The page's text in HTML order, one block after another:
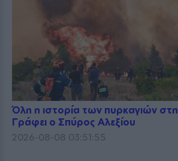
Όλη η ιστορία των πυρκαγιών
Γράφει ο Σπύρος Αλεξίου
2026-08-08 03:51:55